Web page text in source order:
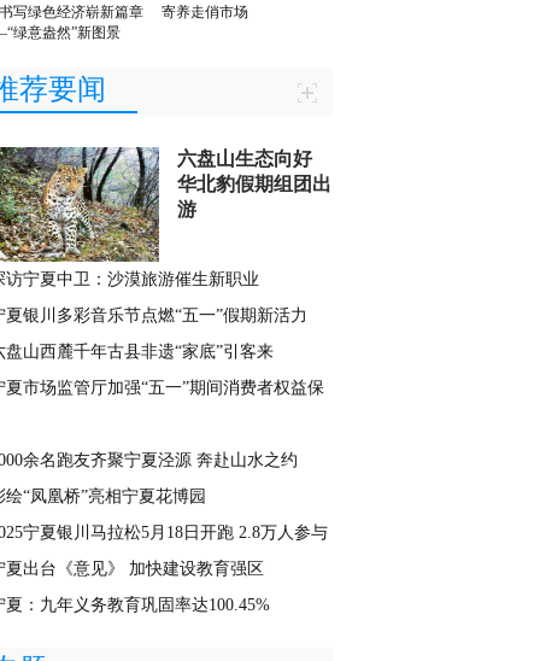
写绿色经济崭新篇章
绿意盎然”新图景
寄养走俏市场
荐要闻
六盘山生态向好
华北豹假期组团出
游
访宁夏中卫：沙漠旅游催生新职业
夏银川多彩音乐节点燃“五一”假期新活力
盘山西麓千年古县非遗“家底”引客来
夏市场监管厅加强“五一”期间消费者权益保
余名跑友齐聚宁夏泾源 奔赴山水之约
绘“凤凰桥”亮相宁夏花博园
宁夏银川马拉松5月18日开跑 2.8万人参与
夏出台《意见》 加快建设教育强区
夏：九年义务教育巩固率达100.45%